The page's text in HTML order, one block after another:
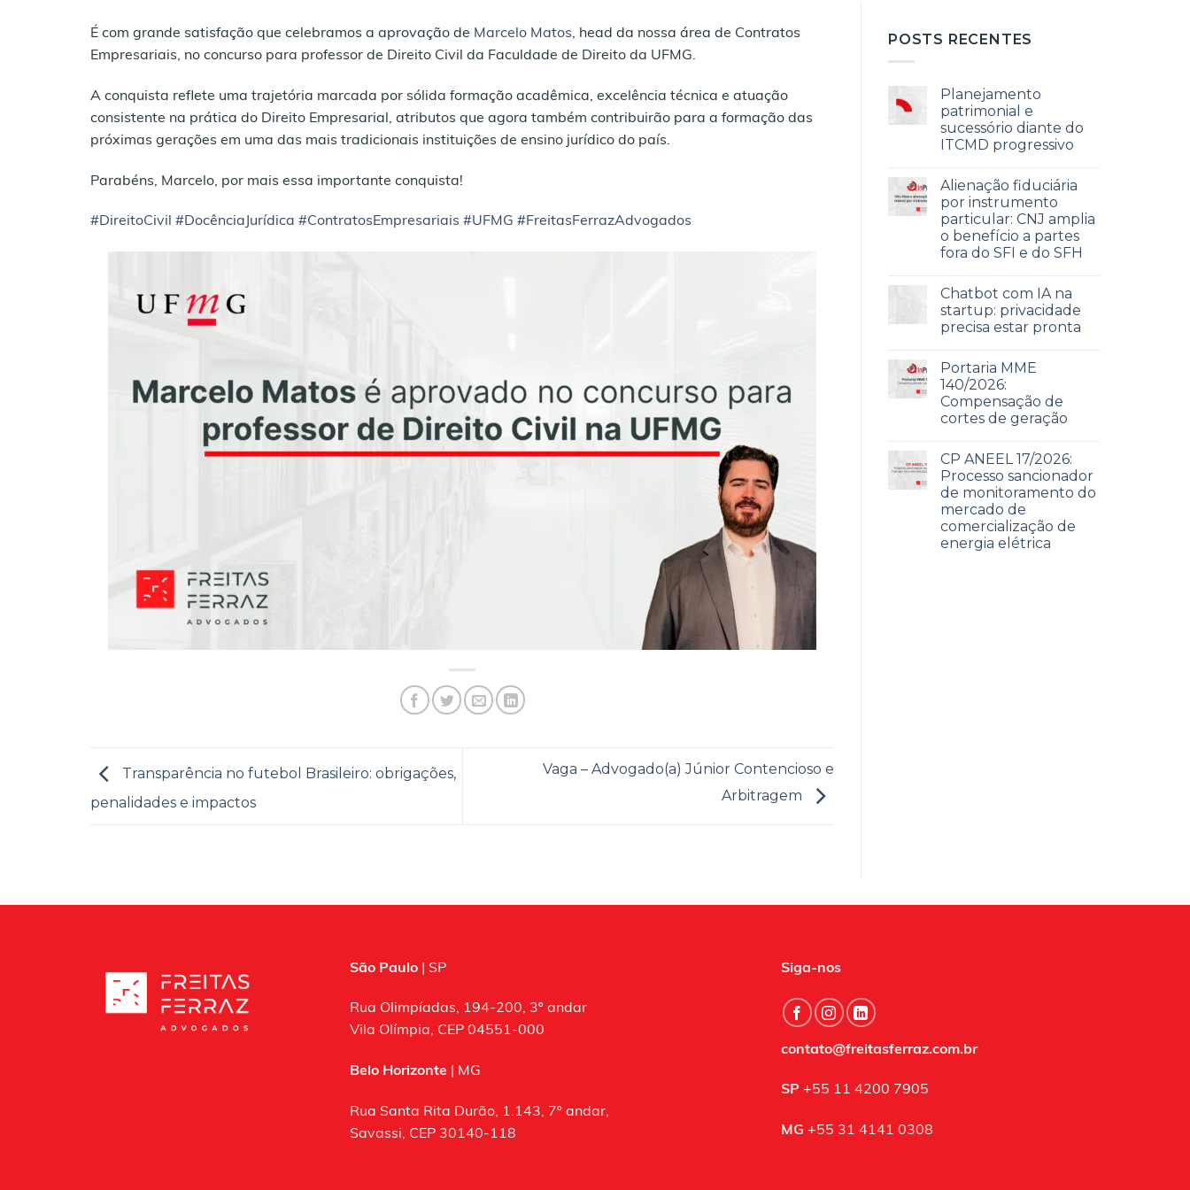
É com grande satisfação que celebramos a aprovação de Marcelo Matos, head da nossa área de Contratos
Empresariais, no concurso para professor de Direito Civil da Faculdade de Direito da UFMG.
A conquista reflete uma trajetória marcada por sólida formação acadêmica, excelência técnica e atuação
consistente na prática do Direito Empresarial, atributos que agora também contribuirão para a formação das
próximas gerações em uma das mais tradicionais instituições de ensino jurídico do país.
Parabéns, Marcelo, por mais essa importante conquista!
#DireitoCivil #DocênciaJurídica #ContratosEmpresariais #UFMG #FreitasFerrazAdvogados
Transparência no futebol Brasileiro: obrigações,
penalidades e impactos
Vaga – Advogado(a) Júnior Contencioso e
Arbitragem
POSTS RECENTES
Planejamento
patrimonial e
sucessório diante do
ITCMD progressivo
Alienação fiduciária
por instrumento
particular: CNJ amplia
o benefício a partes
fora do SFI e do SFH
Chatbot com IA na
startup: privacidade
precisa estar pronta
Portaria MME
140/2026:
Compensação de
cortes de geração
CP ANEEL 17/2026:
Processo sancionador
de monitoramento do
mercado de
comercialização de
energia elétrica
São Paulo| SP
Rua Olimpíadas, 194-200, 3º andar
Vila Olímpia, CEP 04551-000
Belo Horizonte | MG
Rua Santa Rita Durão, 1.143, 7º andar,
Savassi, CEP 30140-118
Siga-nos
contato@freitasferraz.com.br
SP +55 11 4200 7905
MG +55 31 4141 0308